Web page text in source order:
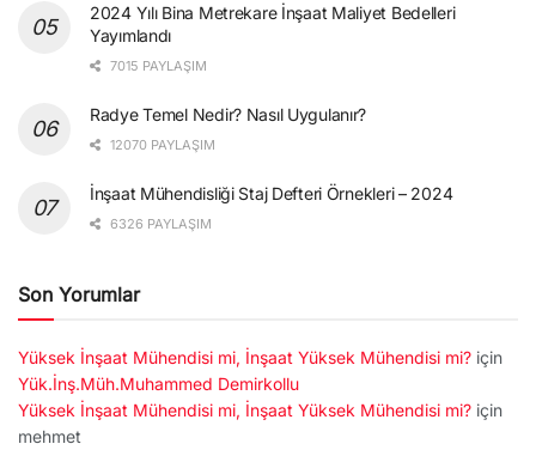
2024 Yılı Bina Metrekare İnşaat Maliyet Bedelleri
Yayımlandı
7015 PAYLAŞIM
Radye Temel Nedir? Nasıl Uygulanır?
12070 PAYLAŞIM
İnşaat Mühendisliği Staj Defteri Örnekleri – 2024
6326 PAYLAŞIM
Son Yorumlar
Yüksek İnşaat Mühendisi mi, İnşaat Yüksek Mühendisi mi? için
Yük.İnş.Müh.Muhammed Demirkollu
Yüksek İnşaat Mühendisi mi, İnşaat Yüksek Mühendisi mi? için
mehmet